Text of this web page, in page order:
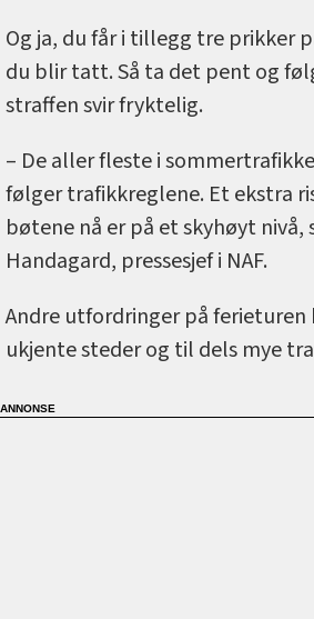
Og ja, du får i tillegg tre prikker
du blir tatt. Så ta det pent og
straffen svir fryktelig.
– De aller fleste i
følger trafikkreglene. Et ekstra
bøtene nå er på et skyhøyt nivå,
Handagard, pressesjef i NAF.
Andre utfordringer på ferieturen
ukjente steder og til dels mye